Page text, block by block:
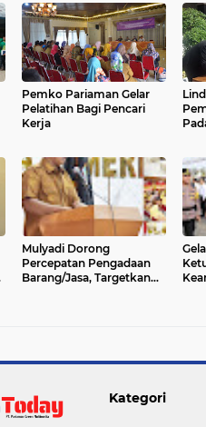
Pemko Pariaman Gelar
Pelatihan Bagi Pencari
Kerja
Mulyadi Dorong
Percepatan Pengadaan
Barang/Jasa, Targetkan
Kategori